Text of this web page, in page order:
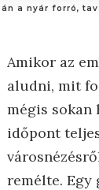
a nyár forró,
Amikor az
aludni, mit
mégis sokan
időpont
remélte. Egy